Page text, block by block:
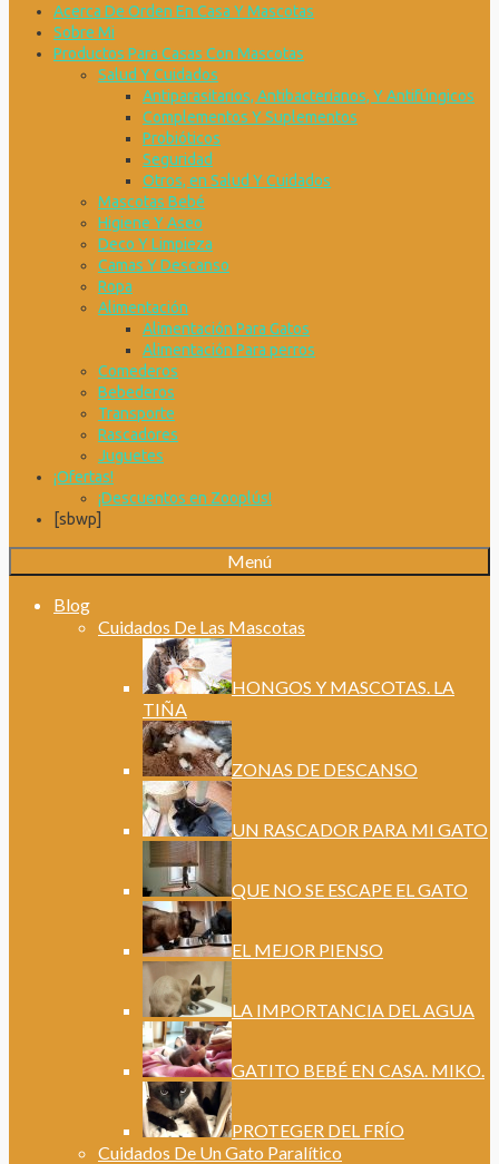
Acerca De Orden En Casa Y Mascotas
Sobre Mi
Productos Para Casas Con Mascotas
Salud Y Cuidados
Antiparasitarios, Antibacterianos, Y Antifúngicos
Complementos Y Suplementos
Probióticos
Seguridad
Otros, en Salud Y Cuidados
Mascotas Bebé
Higiene Y Aseo
Deco Y Limpieza
Camas Y Descanso
Ropa
Alimentación
Alimentación Para Gatos
Alimentación Para perros
Comederos
Bebederos
Transporte
Rascadores
Juguetes
¡Ofertas!
¡Descuentos en Zooplús!
[sbwp]
Menú
Blog
Cuidados De Las Mascotas
HONGOS Y MASCOTAS. LA
TIÑA
ZONAS DE DESCANSO
UN RASCADOR PARA MI GATO
QUE NO SE ESCAPE EL GATO
EL MEJOR PIENSO
LA IMPORTANCIA DEL AGUA
GATITO BEBÉ EN CASA. MIKO.
PROTEGER DEL FRÍO
Cuidados De Un Gato Paralítico